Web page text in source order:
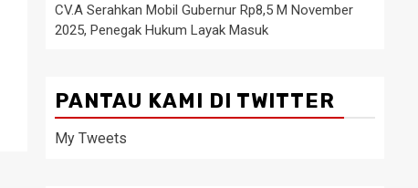
CV.A Serahkan Mobil Gubernur Rp8,5 M November
2025, Penegak Hukum Layak Masuk
PANTAU KAMI DI TWITTER
My Tweets